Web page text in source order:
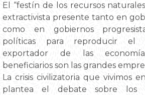
El “festín de los recursos
extractivista presente tanto en
como en gobiernos
políticas para reproducir el
exportador de las
beneficiarios son las grandes
La crisis civilizatoria que vivimos
plantea el debate sobre los